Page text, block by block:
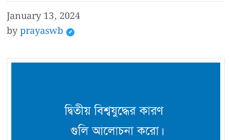
January 13, 2024
byprayaswb